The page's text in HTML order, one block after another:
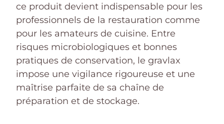
ce produit devient indispensable pour les
professionnels de la restauration comme
pour les amateurs de cuisine. Entre
risques microbiologiques et bonnes
pratiques de conservation, le gravlax
impose une vigilance rigoureuse et une
maîtrise parfaite de sa chaîne de
préparation et de stockage.